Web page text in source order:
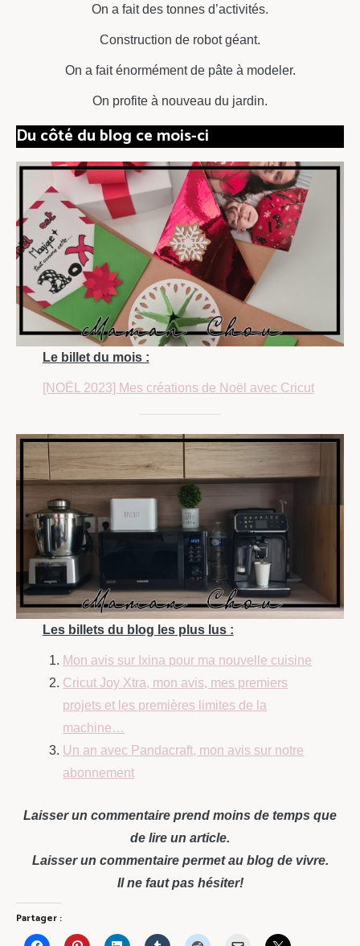
On a fait des tonnes d’activités.
Construction de robot géant.
On a fait énormément de pâte à modeler.
On profite à nouveau du jardin.
Du côté du blog ce mois-ci
Le billet du mois :
[NOËL 2023] Mes créations de Noël avec Cricut
Les billets du blog les plus lus :
Mon avis sur Ixina pour ma nouvelle cuisine
Cricut Joy Xtra, mon avis, mes premiers
projets et les premières limites de la
machine…
Un an avec Pandacraft, mon avis sur notre
abonnement
Laisser un commentaire prend moins de temps que
de lire un article.
Laisser un commentaire permet au blog de vivre.
Il ne faut pas hésiter!
Partager :